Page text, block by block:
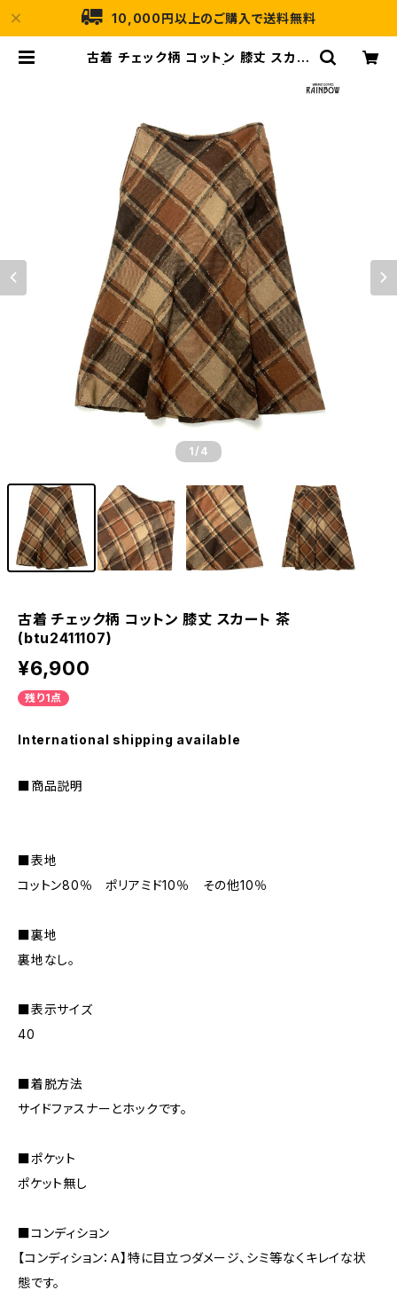
10,000円以上のご購入で送料無料
古着 チェック柄 コットン 膝丈 スカー
1 /4
古着 チェック柄 コットン 膝丈 スカート 茶
(btu2411107)
¥6,900
残り1点
International shipping available
■商品説明
■表地
コットン80％ ポリアミド10％ その他10％
■裏地
裏地なし。
■表示サイズ
40
■着脱方法
サイドファスナーとホックです。
■ポケット
ポケット無し
■コンディション
【コンディション：Ａ】特に目立つダメージ、シミ等なくキレイな状
態です。